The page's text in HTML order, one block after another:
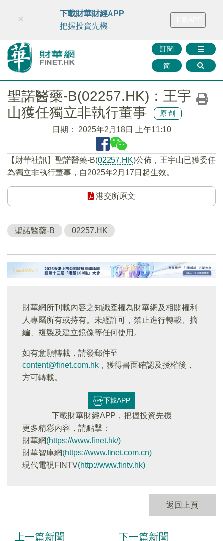
財華智庫網 FINTV FINMETA 財華證券 媒體矩陣
訂閱
简
×
下載財華財經APP
把握投資先機
聖諾醫藥-B(02257.HK)：王宇
山獲任獨立非執行董事
原創
日期： 2025年2月18日 上午11:10
【財華社訊】聖諾醫藥-B(02257.HK)公佈，王宇山已獲委任
為獨立非執行董事，自2025年2月17日起生效。
港交所原文
聖諾醫藥-B 02257.HK
財華網所刊載內容之知識產權為財華網及相關權利
人專屬所有或持有。未經許可，禁止進行轉載、摘
編、複製及建立鏡像等任何使用。
如有意願轉載，請發郵件至
content@finet.com.hk ，獲得書面確認及授權後，
方可轉載。
下載APP
下載財華財經APP，把握投資先機
更多精彩内容，請點擊：
財華網(https://www.finet.hk/)
財華智庫網(https://www.finet.com.cn)
現代電視FINTV(http://www.fintv.hk)
返回上頁
上一篇新聞 下一篇新聞